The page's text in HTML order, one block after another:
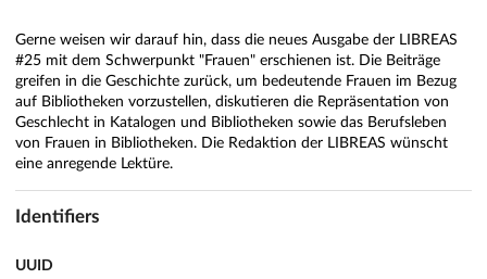
Gerne weisen wir darauf hin, dass die neues Ausgabe der LIBREAS
#25 mit dem Schwerpunkt "Frauen" erschienen ist. Die Beiträge
greifen in die Geschichte zurück, um bedeutende Frauen im Bezug
auf Bibliotheken vorzustellen, diskutieren die Repräsentation von
Geschlecht in Katalogen und Bibliotheken sowie das Berufsleben
von Frauen in Bibliotheken. Die Redaktion der LIBREAS wünscht
eine anregende Lektüre.
Identifiers
UUID